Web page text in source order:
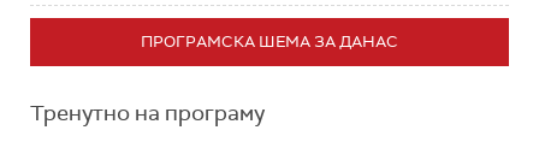
ПРОГРАМСКА ШЕМА ЗА ДАНАС
Тренутно на програму